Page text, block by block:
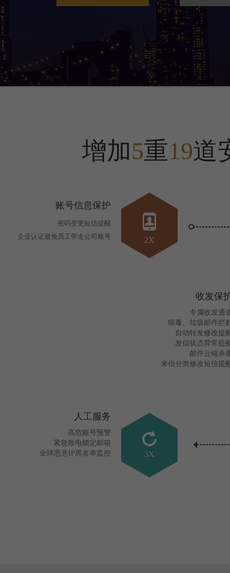
增加5重19道
账号信息保护
密码变更短信提醒
企业认证避免员工带走公司账号
2X
收发保
专属收发通
病毒、垃圾邮件拦
自动转发修改提
发信状态异常提
邮件云端杀
来信分类修改短信提
人工服务
高危账号预警
紧急致电锁定邮箱
全球恶意IP黑名单监控
3X